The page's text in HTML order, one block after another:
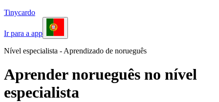
Tinycardo
Ir para a app
Nível especialista - Aprendizado de norueguês
Aprender norueguês no nível
especialista